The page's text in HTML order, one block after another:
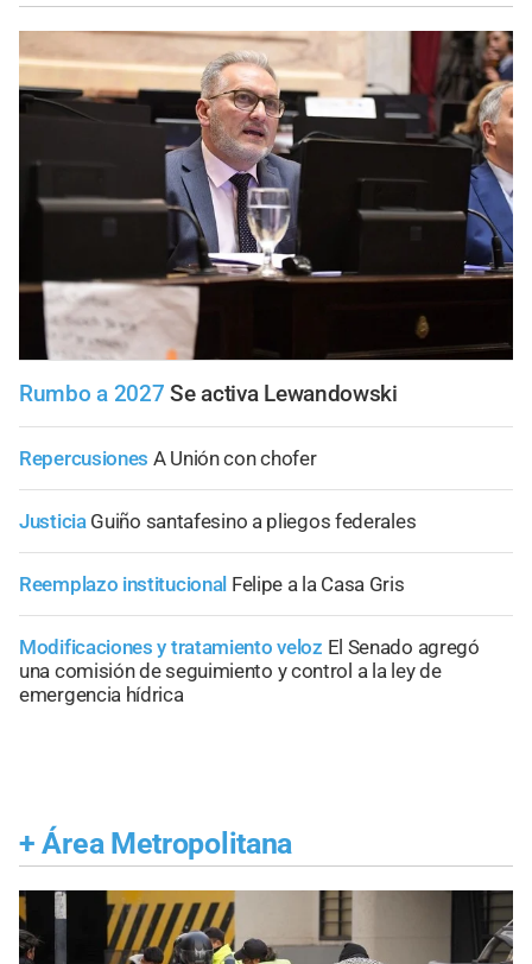
Rumbo a 2027 Se activa Lewandowski
Repercusiones A Unión con chofer
Justicia Guiño santafesino a pliegos federales
Reemplazo institucional Felipe a la Casa Gris
Modificaciones y tratamiento veloz El Senado agregó
una comisión de seguimiento y control a la ley de
emergencia hídrica
+ Área Metropolitana